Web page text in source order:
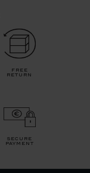
free
return
secure
payment